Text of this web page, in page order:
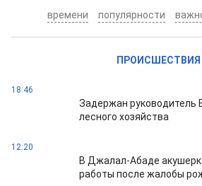
времени популярности
ПРОИСШЕСТВИЯ
18:46
Задержан руководитель
лесного хозяйства
12:20
В Джалал-Абаде
работы после жалобы